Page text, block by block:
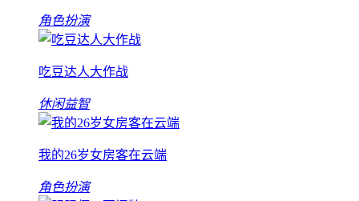
角色扮演
吃豆达人大作战
休闲益智
我的26岁女房客在云端
角色扮演